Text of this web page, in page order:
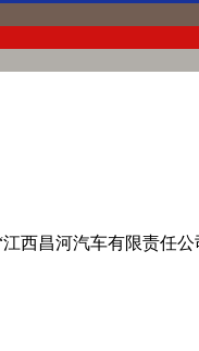
西昌河汽车有限责任